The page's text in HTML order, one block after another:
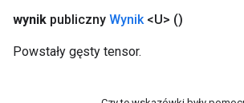
wynik publiczny Wynik<U> ()
Powstały gęsty tensor.